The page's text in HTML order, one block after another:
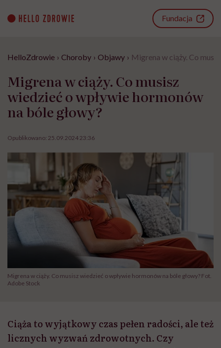
content
Fundacja
HelloZdrowie › Choroby › Objawy › Migrena w ciąży. Co
Migrena w ciąży. Co musisz
wiedzieć o wpływie hormonów
na bóle głowy?
Opublikowano: 25.09.2024 23:36
Migrena w ciąży. Co musisz wiedzieć o wpływie hormonów na bóle głowy? Fot.
Adobe Stock
Ciąża to wyjątkowy czas pełen radości, ale też
licznych wyzwań zdrowotnych. Czy